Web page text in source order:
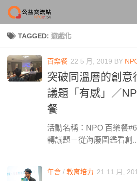
Skip to content
TAGGED: 遊戲化
百樂餐 22 5 月, 2019 BY
突破同溫層的創意
議題「有感」／
餐
活動名稱：NPO 百樂餐
轉議題－從海廢圖鑑看創
年會 / 教育培力 21 11 月,